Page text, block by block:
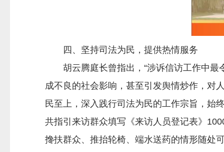
四、坚持司法为民，提供热情服务
胡云腾庭长曾指出，“涉诉信访工作中最
成不良的社会影响，甚至引发舆情炒作，对
民至上，深入践行司法为民的工作宗旨，始
共指引来访群众填写《来访人员登记表》
搀扶群众、推抬轮椅、端水送药的情形随处